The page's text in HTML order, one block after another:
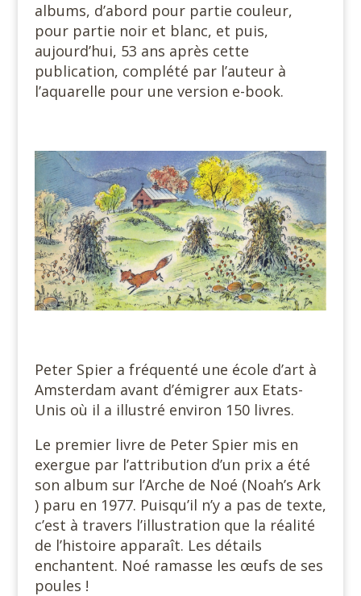
albums, d’abord pour partie couleur,
pour partie noir et blanc, et puis,
aujourd’hui, 53 ans après cette
publication, complété par l’auteur à
l’aquarelle pour une version e-book.
Peter Spier a fréquenté une école d’art à
Amsterdam avant d’émigrer aux Etats-
Unis où il a illustré environ 150 livres.
Le premier livre de Peter Spier mis en
exergue par l’attribution d’un prix a été
son album sur l’Arche de Noé (Noah’s Ark
) paru en 1977. Puisqu’il n’y a pas de texte,
c’est à travers l’illustration que la réalité
de l’histoire apparaît. Les détails
enchantent. Noé ramasse les œufs de ses
poules !